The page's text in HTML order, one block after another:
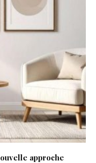
approche